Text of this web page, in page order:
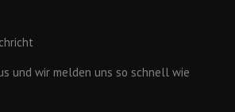
und wir melden uns so schnell wie